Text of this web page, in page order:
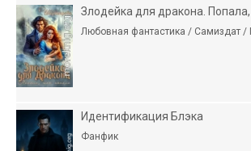
Злодейка для дракона.
Любовная фантастика / Самиздат
Идентификация Блэка
Фанфик